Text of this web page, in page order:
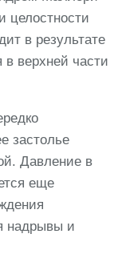
целостности
в результате
в верхней части
застолье
Давление в
еще
надрывы и